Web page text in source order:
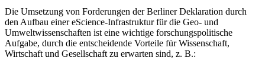
Die Umsetzung von Forderungen der Berliner Deklaration durch
den Aufbau einer eScience-Infrastruktur für die Geo- und
Umweltwissenschaften ist eine wichtige forschungspolitische
Aufgabe, durch die entscheidende Vorteile für Wissenschaft,
Wirtschaft und Gesellschaft zu erwarten sind, z. B.: